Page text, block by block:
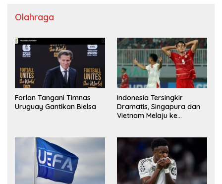
Olahraga
Forlan Tangani Timnas
Uruguay Gantikan Bielsa
Indonesia Tersingkir
Dramatis, Singapura dan
Vietnam Melaju ke